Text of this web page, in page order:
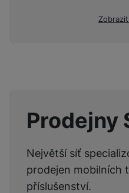
Prodejny
Největší síť
prodejen mobilních
příslušenství.